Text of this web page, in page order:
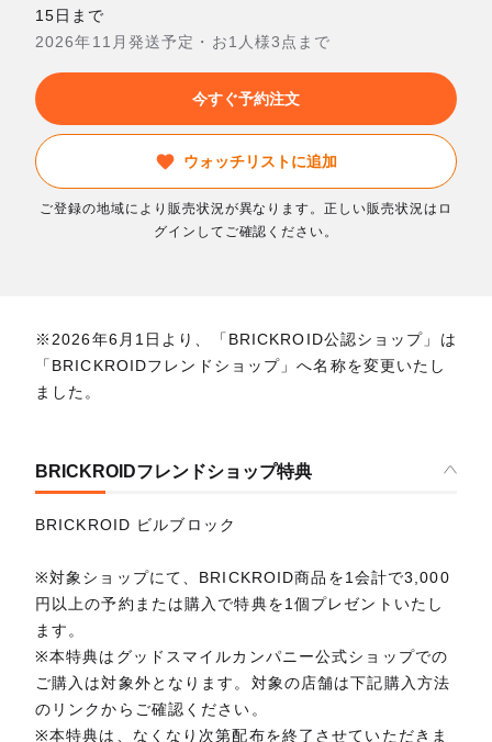
15日まで
2026年11月発送予定・お1人様3点まで
今すぐ予約注文
ウォッチリストに追加
ご登録の地域により販売状況が異なります。正しい販売状況はロ
グインしてご確認ください。
※2026年6月1日より、「BRICKROID公認ショップ」は
「BRICKROIDフレンドショップ」へ名称を変更いたし
ました。
BRICKROIDフレンドショップ特典
BRICKROID ビルブロック
※対象ショップにて、BRICKROID商品を1会計で3,000
円以上の予約または購入で特典を1個プレゼントいたし
ます。
※本特典はグッドスマイルカンパニー公式ショップでの
ご購入は対象外となります。対象の店舗は下記購入方法
のリンクからご確認ください。
※本特典は、なくなり次第配布を終了させていただきま